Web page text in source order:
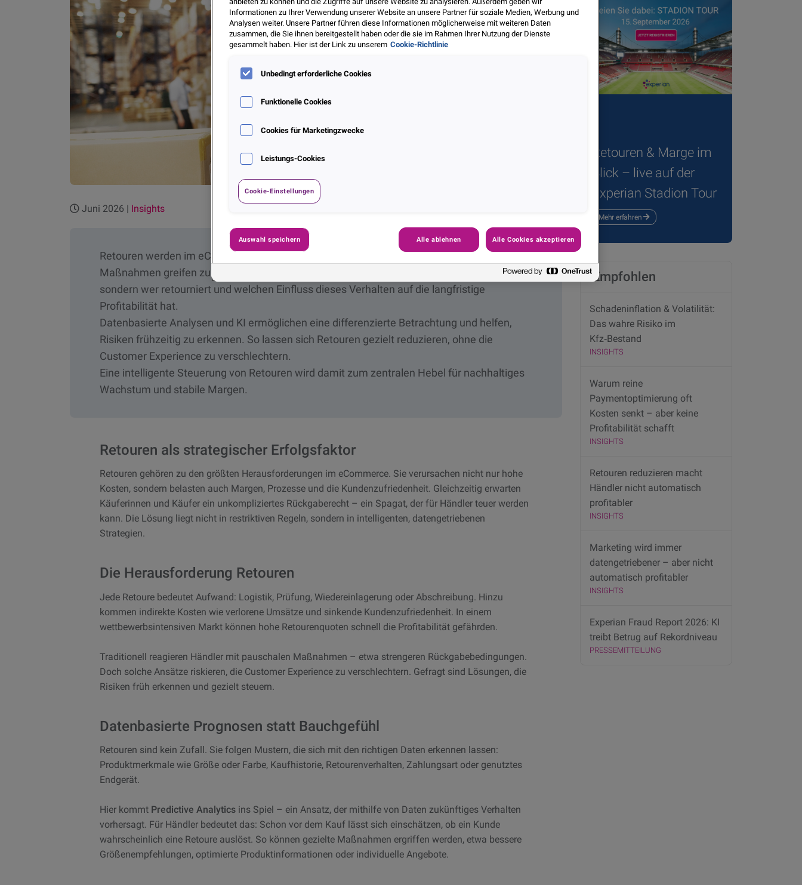
Juni 2026 | Insights
Retouren werden im eCommerce oft als reines Kostenthema betrachtet – doch pauschale
Maßnahmen greifen zu kurz. Entscheidend ist nicht nur wie viele Retouren entstehen,
sondern wer retourniert und welchen Einfluss dieses Verhalten auf die langfristige
Profitabilität hat.
Datenbasierte Analysen und KI ermöglichen eine differenzierte Betrachtung und helfen,
Risiken frühzeitig zu erkennen. So lassen sich Retouren gezielt reduzieren, ohne die
Customer Experience zu verschlechtern.
Eine intelligente Steuerung von Retouren wird damit zum zentralen Hebel für nachhaltiges
Wachstum und stabile Margen.
Retouren als strategischer Erfolgsfaktor
Retouren gehören zu den größten Herausforderungen im eCommerce. Sie verursachen nicht nur hohe
Kosten, sondern belasten auch Margen, Prozesse und die Kundenzufriedenheit. Gleichzeitig erwarten
Käuferinnen und Käufer ein unkompliziertes Rückgaberecht – ein Spagat, der für Händler teuer werden
kann. Die Lösung liegt nicht in restriktiven Regeln, sondern in intelligenten, datengetriebenen
Strategien.
Die Herausforderung Retouren
Jede Retoure bedeutet Aufwand: Logistik, Prüfung, Wiedereinlagerung oder Abschreibung. Hinzu
kommen indirekte Kosten wie verlorene Umsätze und sinkende Kundenzufriedenheit. In einem
wettbewerbsintensiven Markt können hohe Retourenquoten schnell die Profitabilität gefährden.
Traditionell reagieren Händler mit pauschalen Maßnahmen – etwa strengeren Rückgabebedingungen.
Doch solche Ansätze riskieren, die Customer Experience zu verschlechtern. Gefragt sind Lösungen, die
Risiken früh erkennen und gezielt steuern.
Datenbasierte Prognosen statt Bauchgefühl
Retouren sind kein Zufall. Sie folgen Mustern, die sich mit den richtigen Daten erkennen lassen:
Produktmerkmale wie Größe oder Farbe, Kaufhistorie, Retourenverhalten, Zahlungsart oder genutztes
Endgerät.
Hier kommt Predictive Analytics ins Spiel – ein Ansatz, der mithilfe von Daten zukünftiges Verhalten
vorhersagt. Für Händler bedeutet das: Schon vor dem Kauf lässt sich einschätzen, ob ein Kunde
wahrscheinlich eine Retoure auslöst. So können gezielte Maßnahmen ergriffen werden, etwa bessere
Größenempfehlungen, optimierte Produktinformationen oder individuelle Angebote.
Retouren & Marge im
Blick – live auf der
Experian Stadion Tour
Mehr erfahren
Empfohlen
Schadeninflation & Volatilität:
Das wahre Risiko im
Kfz‑Bestand
INSIGHTS
Warum reine
Paymentoptimierung oft
Kosten senkt – aber keine
Profitabilität schafft
INSIGHTS
Retouren reduzieren macht
Händler nicht automatisch
profitabler
INSIGHTS
Marketing wird immer
datengetriebener – aber nicht
automatisch profitabler
INSIGHTS
Experian Fraud Report 2026: KI
treibt Betrug auf Rekordniveau
PRESSEMITTEILUNG
Informationen zu Ihrer Verwendung unserer Website an unsere Partner für soziale Medien, Werbung und
Analysen weiter. Unsere Partner führen diese Informationen möglicherweise mit weiteren Daten
zusammen, die Sie ihnen bereitgestellt haben oder die sie im Rahmen Ihrer Nutzung der Dienste
gesammelt haben. Hier ist der Link zu unserem Cookie-Richtlinie
Unbedingt erforderliche Cookies
Funktionelle Cookies
Cookies für Marketingzwecke
Leistungs-Cookies
Cookie-Einstellungen
Auswahl speichern Alle ablehnen Alle Cookies akzeptieren